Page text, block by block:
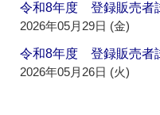
令和8年度 登録販売
2026年05月29日 (金)
令和8年度 登録販売
2026年05月26日 (火)